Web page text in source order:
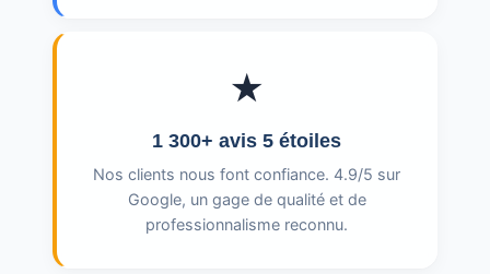
★
1 300+ avis 5 étoiles
Nos clients nous font confiance. 4.9/5 sur
Google, un gage de qualité et de
professionnalisme reconnu.